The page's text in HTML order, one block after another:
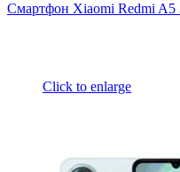
Смартфон Xiaomi Redmi A5
Click to enlarge